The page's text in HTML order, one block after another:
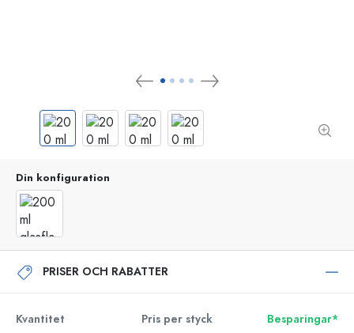
Din konfiguration
PRISER OCH RABATTER
Kvantitet Pris per styck
Besparingar*